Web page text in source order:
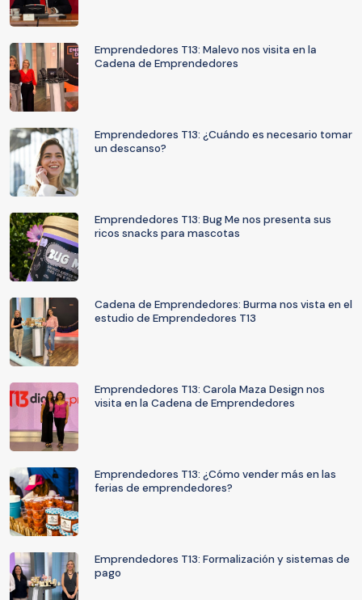
Emprendedores T13: Malevo nos visita en la
Cadena de Emprendedores
Emprendedores T13: ¿Cuándo es necesario tomar
un descanso?
Emprendedores T13: Bug Me nos presenta sus
ricos snacks para mascotas
Cadena de Emprendedores: Burma nos vista en el
estudio de Emprendedores T13
Emprendedores T13: Carola Maza Design nos
visita en la Cadena de Emprendedores
Emprendedores T13: ¿Cómo vender más en las
ferias de emprendedores?
Emprendedores T13: Formalización y sistemas de
pago